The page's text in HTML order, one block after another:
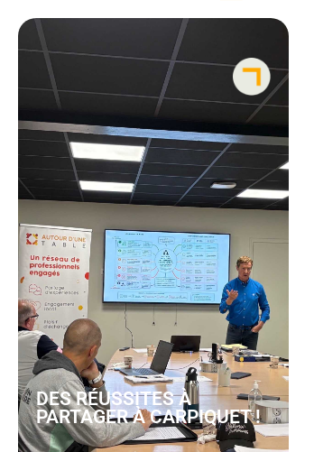
DES RÉUSSITES À
PARTAGER À CARPIQUET !